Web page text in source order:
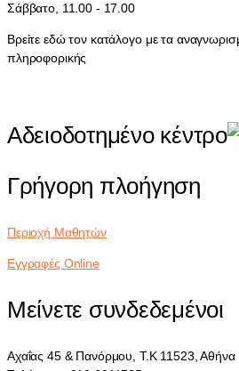
Σάββατο, 11.00 - 17.00
Βρείτε εδώ τον κατάλογο με τα
πληροφορικής
Αδειοδοτημένο κέντρο
Γρήγορη πλοήγηση
Περιοχή Μαθητών
Εγγραφές Online
Μείνετε συνδεδεμένοι
Αχαΐας 45 & Πανόρμου, Τ.Κ 11523, Αθήνα